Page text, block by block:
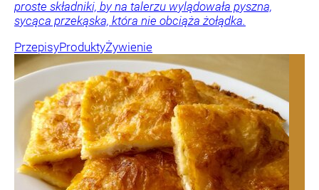
proste składniki, by na talerzu wylądowała pyszna,
sycąca przekąska, która nie obciąża żołądka.
PrzepisyProduktyŻywienie